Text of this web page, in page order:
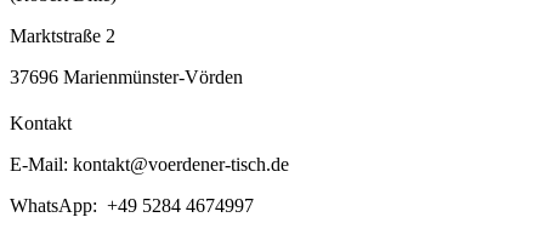
Marktstraße 2
37696 Marienmünster-Vörden
Kontakt
E-Mail: kontakt@voerdener-tisch.de
WhatsApp: +49 5284 4674997